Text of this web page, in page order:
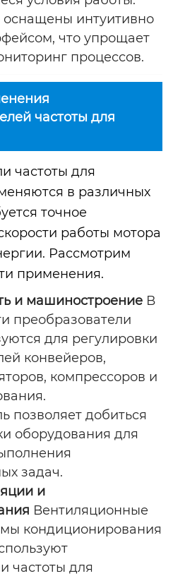
оснащены интуитивно
что упрощает
процессов.
частоты для
частоты для
в различных
точное
работы мотора
Рассмотрим
применения.
и машиностроение В
преобразователи
для регулировки
конвейеров,
компрессоров и
позволяет добиться
оборудования для
задач.
и
Вентиляционные
кондиционирования
частоты для